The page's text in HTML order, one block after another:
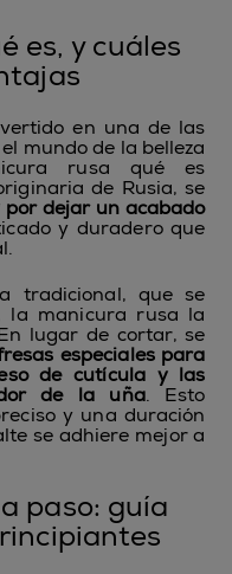
es, y cuáles
en una de las
mundo de la belleza
rusa qué es
de Rusia, se
por dejar un acabado
y duradero que
tradicional, que se
la manicura rusa la
lugar de cortar, se
especiales para
de cutícula y las
de la uña. Esto
y una duración
se adhiere mejor a
paso: guía